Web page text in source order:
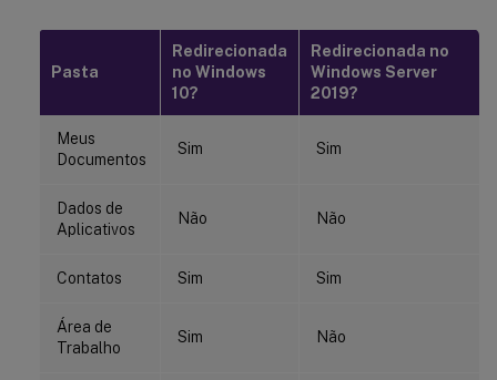
Pasta
Redirecionada
no Windows
10?
Redirecionada no
Windows Server
2019?
Meus
Documentos
Sim Sim
Dados de
Aplicativos
Não Não
Contatos Sim Sim
Área de
Trabalho
Sim Não